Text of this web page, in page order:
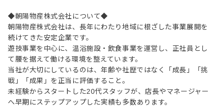
◆朝陽物産株式会社について◆
朝陽物産株式会社は、長年にわたり地域に根ざした事業展開を
続けてきた安定企業です。
遊技事業を中心に、温浴施設・飲食事業を運営し、正社員とし
て腰を据えて働ける環境を整えています。
当社が大切にしているのは、年齢や社歴ではなく「成長」「挑
戦」「成果」を正当に評価すること。
未経験からスタートした20代スタッフが、店長やマネージャー
へ早期にステップアップした実績も多数あります。